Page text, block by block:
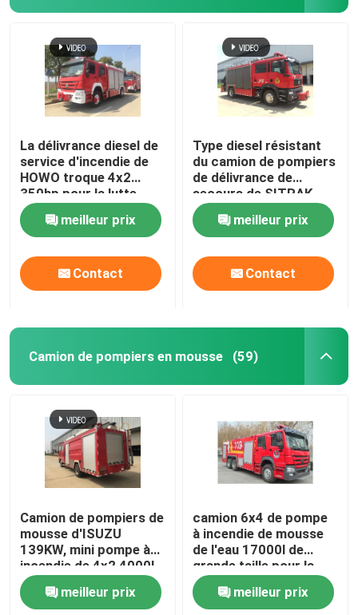
Au sujet de nous
Contrôle de qualité
Demandez une citation
Camion de pompiers de sauvetage d'urgence
La délivrance diesel de
service d'incendie de
HOWO troque 4x2
350hp pour la lutte
contre l'incendie
meilleur prix
Contact
Type diesel résistant
du camion de pompiers
de délivrance de
secours de SITRAK
228kw 4x2
meilleur prix
Contact
Camion de pompiers en mousse (59)
Camion de pompiers de
mousse d'ISUZU
139KW, mini pompe à
incendie de 4x2 4000L
avec de l'eau de
moussemeilleur prix
camion 6x4 de pompe
à incendie de mousse
de l'eau 17000l de
grande taille pour la
délivrance du feu
meilleur prix